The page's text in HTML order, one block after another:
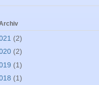
(2)
(2)
(1)
(1)